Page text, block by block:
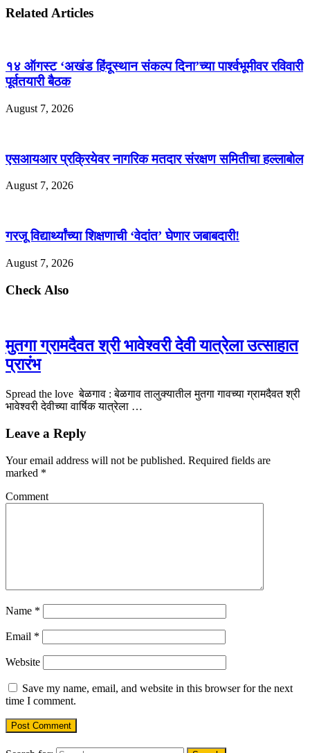
Related Articles
१४ ऑगस्ट ‘अखंड हिंदूस्थान संकल्प दिना’च्या पार्श्वभूमीवर रविवारी
पूर्वतयारी बैठक
August 7, 2026
एसआयआर प्रक्रियेवर नागरिक मतदार संरक्षण समितीचा हल्लाबोल
August 7, 2026
गरजू विद्यार्थ्यांच्या शिक्षणाची ‘वेदांत’ घेणार जबाबदारी!
August 7, 2026
Check Also
मुतगा ग्रामदैवत श्री भावेश्वरी देवी यात्रेला उत्साहात
प्रारंभ
Spread the love बेळगाव : बेळगाव तालुक्यातील मुतगा गावच्या ग्रामदैवत श्री
भावेश्वरी देवीच्या वार्षिक यात्रेला …
Leave a Reply
Your email address will not be published. Required fields are
marked *
Comment
Name *
Email *
Website
Save my name, email, and website in this browser for the next
time I comment.